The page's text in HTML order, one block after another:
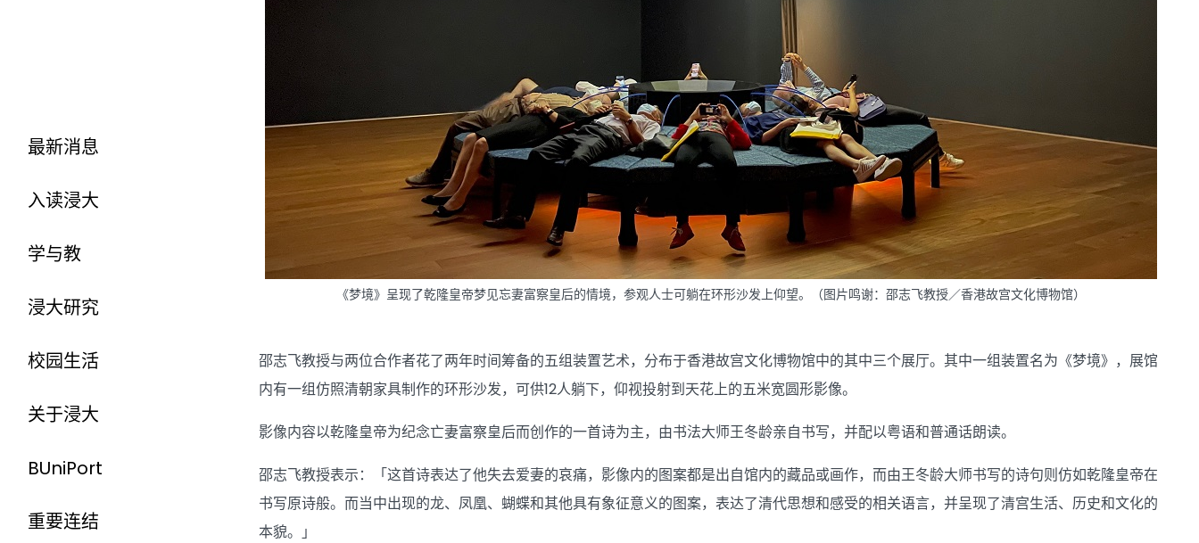
最新消息
入读浸大
学与教
浸大研究
校园生活
关于浸大
BUniPort
重要连结
《梦境》呈现了乾隆皇帝梦见忘妻富察皇后的情境，参观人士可躺在环形沙发上仰望。（图片鸣谢：邵志飞教授／香港故宫文化博物馆）
邵志飞教授与两位合作者花了两年时间筹备的五组装置艺术，分布于香港故宫文化博物馆中的其中三个展厅。其中一组装置名为《梦境》，展馆
内有一组仿照清朝家具制作的环形沙发，可供12人躺下，仰视投射到天花上的五米宽圆形影像。
影像内容以乾隆皇帝为纪念亡妻富察皇后而创作的一首诗为主，由书法大师王冬龄亲自书写，并配以粤语和普通话朗读。
邵志飞教授表示：「这首诗表达了他失去爱妻的哀痛，影像内的图案都是出自馆内的藏品或画作，而由王冬龄大师书写的诗句则仿如乾隆皇帝在
书写原诗般。而当中出现的龙、凤凰、蝴蝶和其他具有象征意义的图案，表达了清代思想和感受的相关语言，并呈现了清宫生活、历史和文化的
本貌。」